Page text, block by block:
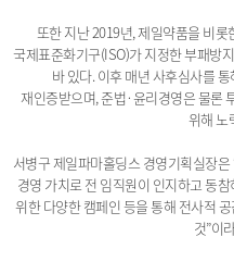
또한 지난 2019년, 제일약품을 비
국제표준화기구(ISO)가 지정한 부패방
바 있다. 이후 매년 사후심사를
재인증받으며, 준법·윤리경영은 물론
위해 노
서병구 제일파마홀딩스 경영기획실장
경영 가치로 전 임직원이 인지하고 동
위한 다양한 캠페인 등을 통해 전사적
것”이